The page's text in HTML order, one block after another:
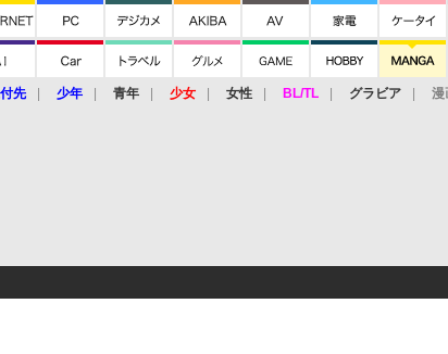
先 少年 青年 少女 女性 BL/TL グラビア 漫